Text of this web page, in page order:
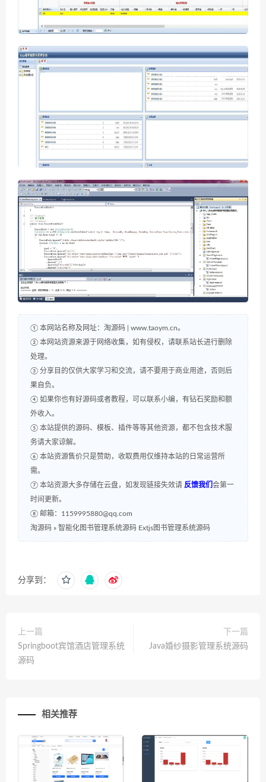
① 本网站名称及网址：淘源码 | www.taoym.cn。
② 本网站资源来源于网络收集，如有侵权，请联系站长进行删除
处理。
③ 分享目的仅供大家学习和交流，请不要用于商业用途，否则后
果自负。
④ 如果你也有好源码或者教程，可以联系小编，有钻石奖励和额
外收入。
⑤ 本站提供的源码、模板、插件等等其他资源，都不包含技术服
务请大家谅解。
⑥ 本站资源售价只是赞助，收取费用仅维持本站的日常运营所
需。
⑦ 本站资源大多存储在云盘，如发现链接失效请 反馈我们 会第一
时间更新。
⑧ 邮箱：1159995880@qq.com
淘源码 » 智能化图书管理系统源码 Extjs图书管理系统源码
分享到：
上一篇
Springboot宾馆酒店管理系统
源码
下一篇
Java婚纱摄影管理系统源码
相关推荐